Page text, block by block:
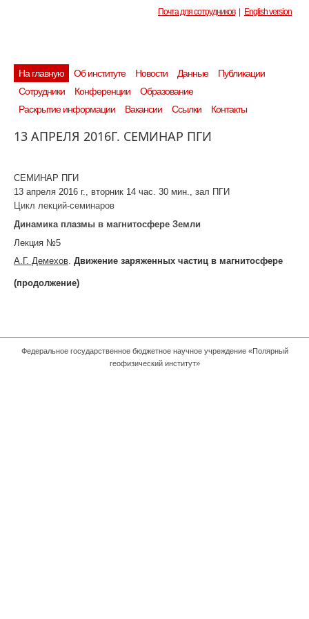
Почта для сотрудников English version
На главную Об институте Новости Данные
Публикации
Сотрудники
Конференции
Образование
Раскрытие информации
Вакансии Ссылки Контакты
13 АПРЕЛЯ 2016Г. СЕМИНАР ПГИ
СЕМИНАР ПГИ
13 апреля 2016 г., вторник 14 час. 30 мин., зал ПГИ
Цикл лекций-семинаров
Динамика плазмы в магнитосфере Земли
Лекция №5
А.Г. Демехов. Движение заряженных частиц в магнитосфере
(продолжение)
Федеральное государственное бюджетное научное учреждение «Полярный
геофизический институт»